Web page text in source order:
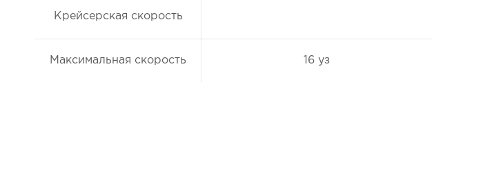
Крейсерская скорость
Максимальная скорость 16 уз